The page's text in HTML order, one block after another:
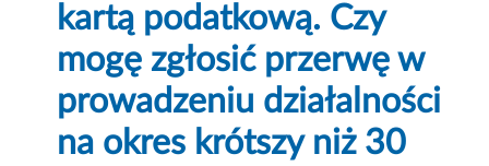
kartą podatkową. Czy
mogę zgłosić przerwę w
prowadzeniu działalności
na okres krótszy niż 30